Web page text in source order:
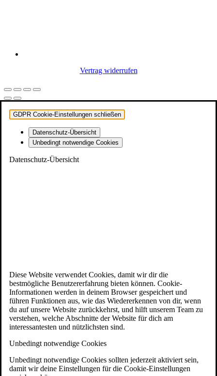
Vertrag widerrufen
GDPR Cookie-Einstellungen schließen
Datenschutz-Übersicht
Unbedingt notwendige Cookies
Datenschutz-Übersicht
Diese Website verwendet Cookies, damit wir dir die
bestmögliche Benutzererfahrung bieten können. Cookie-
Informationen werden in deinem Browser gespeichert und
führen Funktionen aus, wie das Wiedererkennen von dir, wenn
du auf unsere Website zurückkehrst, und hilft unserem Team zu
verstehen, welche Abschnitte der Website für dich am
interessantesten und nützlichsten sind.
Unbedingt notwendige Cookies
Unbedingt notwendige Cookies sollten jederzeit aktiviert sein,
damit wir deine Einstellungen für die Cookie-Einstellungen